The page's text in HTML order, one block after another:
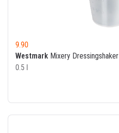
9.90
Westmark Mixery Dressingshaker
0.5 l